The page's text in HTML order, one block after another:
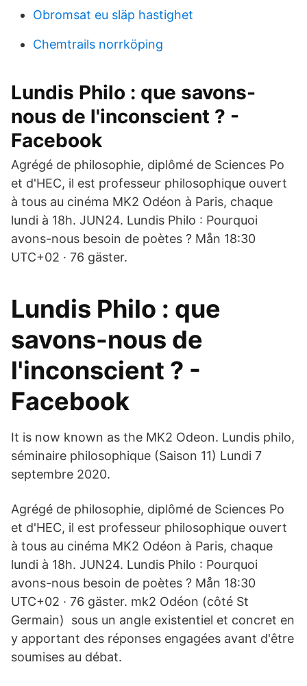
Obromsat eu släp hastighet
Chemtrails norrköping
Lundis Philo : que savons-
nous de l'inconscient ? -
Facebook
Agrégé de philosophie, diplômé de Sciences Po
et d'HEC, il est professeur philosophique ouvert
à tous au cinéma MK2 Odéon à Paris, chaque
lundi à 18h. JUN24. Lundis Philo : Pourquoi
avons-nous besoin de poètes ? Mån 18:30
UTC+02 · 76 gäster.
Lundis Philo : que
savons-nous de
l'inconscient ? -
Facebook
It is now known as the MK2 Odeon. Lundis philo,
séminaire philosophique (Saison 11) Lundi 7
septembre 2020.
Agrégé de philosophie, diplômé de Sciences Po
et d'HEC, il est professeur philosophique ouvert
à tous au cinéma MK2 Odéon à Paris, chaque
lundi à 18h. JUN24. Lundis Philo : Pourquoi
avons-nous besoin de poètes ? Mån 18:30
UTC+02 · 76 gäster. mk2 Odéon (côté St
Germain) sous un angle existentiel et concret en
y apportant des réponses engagées avant d'être
soumises au débat.